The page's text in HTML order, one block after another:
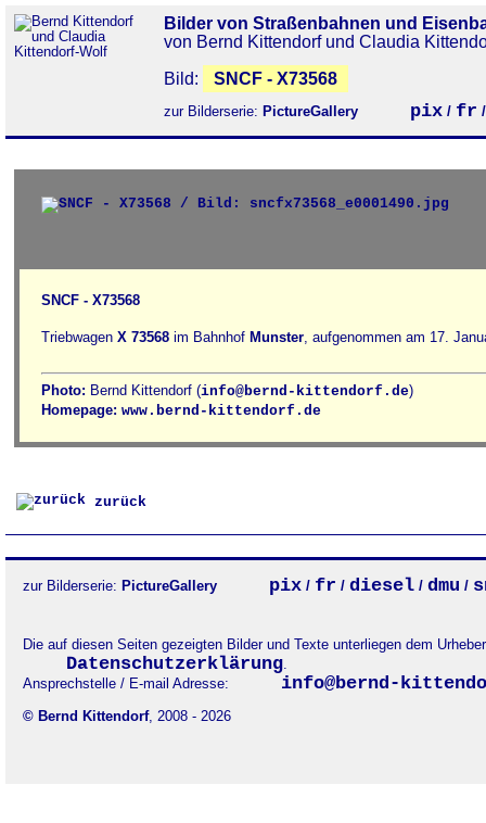
Bilder von Straßenbahnen und
von Bernd Kittendorf und Claudia
Bild:
SNCF - X73568
zur Bilderserie: PictureGallery pix / fr
SNCF - X73568
Triebwagen X 73568 im Bahnhof Munster, aufgenommen am 17.
Photo: Bernd Kittendorf (info@bernd-kittendorf.de)
Homepage: www.bernd-kittendorf.de
zurück
zur Bilderserie: PictureGallery pix / fr / diesel / dmu /
Die auf diesen Seiten gezeigten Bilder und Texte unterliegen dem
Datenschutzerklärung.
Ansprechstelle / E-mail Adresse:
info@bernd-
© Bernd Kittendorf, 2008 - 2026